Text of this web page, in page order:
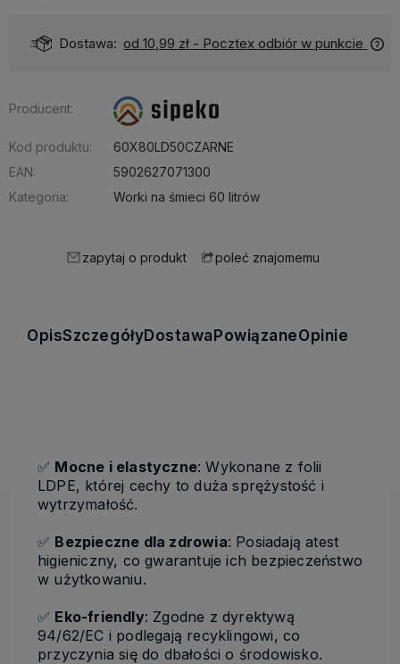
Dostawa: od 10,99 zł - Pocztex odbiór w punkcie
Producent:
Kod produktu:
60X80LD50CZARNE
EAN:
5902627071300
Kategoria:
Worki na śmieci 60 litrów
zapytaj o produkt poleć znajomemu
OpisSzczegółyDostawaPowiązaneOpinie
✅ Mocne i elastyczne: Wykonane z folii
LDPE, której cechy to duża sprężystość i
wytrzymałość.
✅ Bezpieczne dla zdrowia: Posiadają atest
higieniczny, co gwarantuje ich bezpieczeństwo
w użytkowaniu.
✅ Eko-friendly: Zgodne z dyrektywą
94/62/EC i podlegają recyklingowi, co
przyczynia się do dbałości o środowisko.